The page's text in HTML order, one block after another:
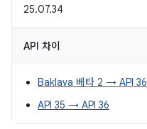
25.07.34
API 차이
Baklava 베타 2 → API 36
API 35 → API 36